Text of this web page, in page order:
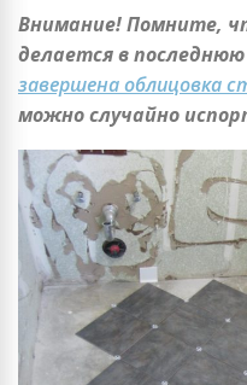
Внимание! Помните,
делается в последнюю
завершена облицовка
можно случайно